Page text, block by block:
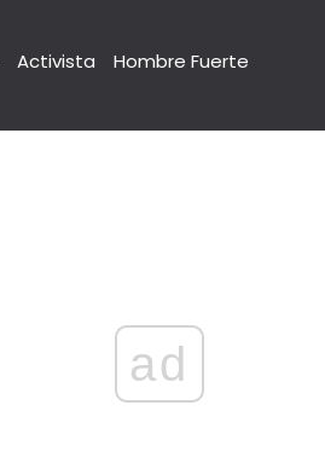
Activista Hombre Fuerte
ad